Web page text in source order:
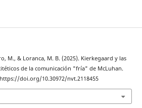
M., & Loranca, M. B. (2025). Kierkegaard y las
de la comunicación "fría" de McLuhan.
doi.org/10.30972/nvt.2118455